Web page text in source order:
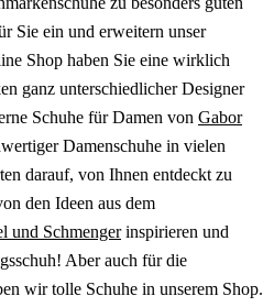
Sie ein und erweitern unser
Shop haben Sie eine wirklich
ganz unterschiedlicher Designer
Schuhe für Damen von Gabor
Damenschuhe in vielen
darauf, von Ihnen entdeckt zu
den Ideen aus dem
und Schmengerinspirieren und
Aber auch für die
wir tolle Schuhe in unserem Shop.